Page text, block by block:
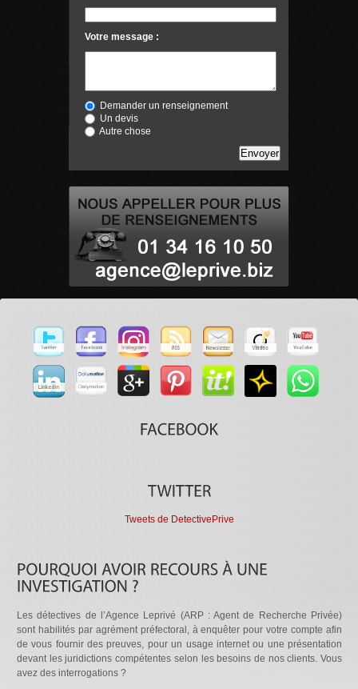
Votre message :
Demander un renseignement
Un devis
Autre chose
Tweets de DetectivePrive
Les détectives de l’Agence Leprivé (ARP : Agent de Recherche Privée)
sont habilités par agrément préfectoral, à enquêter pour votre compte afin
de vous fournir des preuves, pour un usage internet ou une présentation
devant les juridictions compétentes selon les besoins de nos clients. Vous
avez des interrogations ?